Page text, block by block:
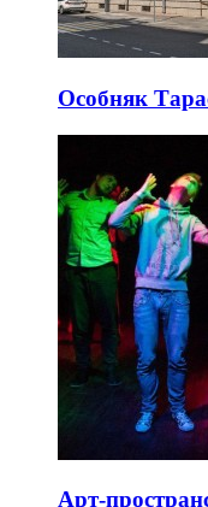
Особняк
Арт-